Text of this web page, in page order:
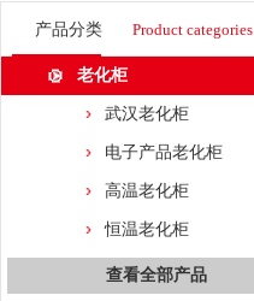
产品分类 Product categories
老化柜
武汉老化柜
电子产品老化柜
高温老化柜
恒温老化柜
查看全部产品